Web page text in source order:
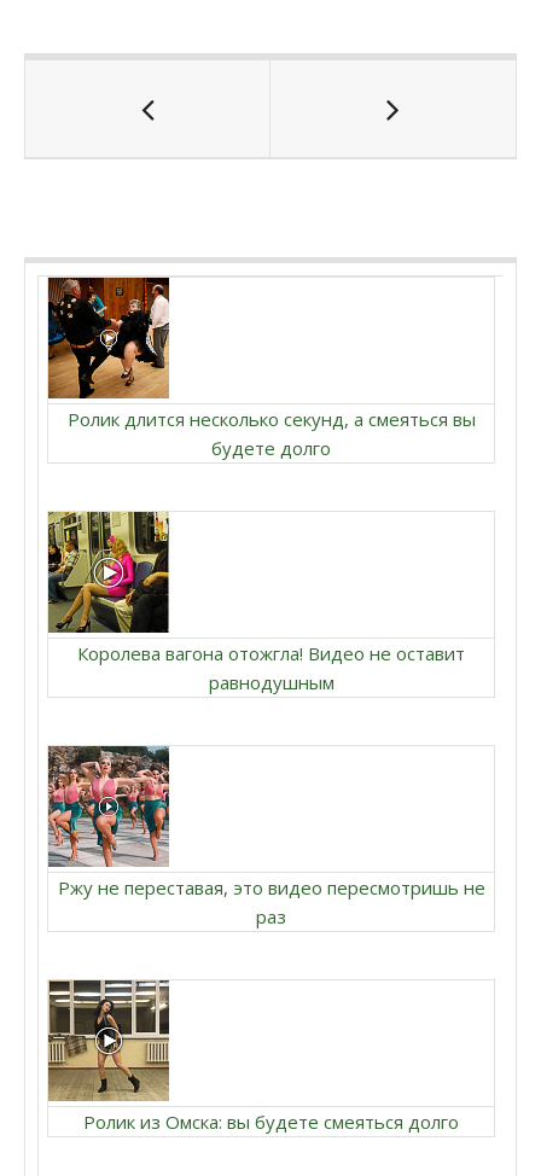
Ролик длится несколько секунд, а смеяться вы
будете долго
Королева вагона отожгла! Видео не оставит
равнодушным
Ржу не переставая, это видео пересмотришь не
раз
Ролик из Омска: вы будете смеяться долго